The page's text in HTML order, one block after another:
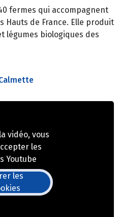
fermes qui accompagnent
Hauts de France. Elle produit
légumes biologiques des
vidéo, vous
les
Youtube
les